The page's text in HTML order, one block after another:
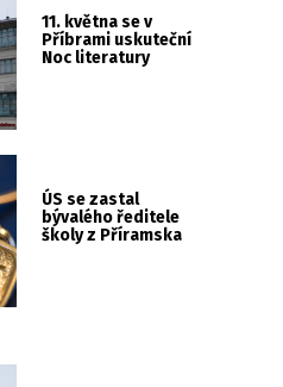
11. května se v
Příbrami uskuteční
Noc literatury
ÚS se zastal
bývalého ředitele
školy z Příramska